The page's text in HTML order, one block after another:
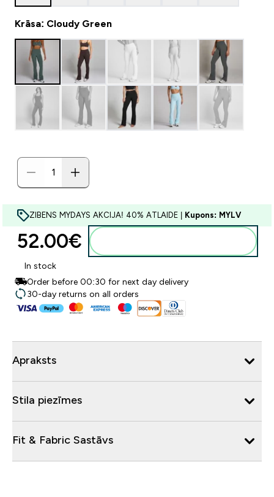
Krāsa: Cloudy Green
ZIBENS MYDAYS AKCIJA! 40% ATLAIDE | Kupons: MYLV
52.00€‎
In stock
Order before 00:30 for next day delivery
30-day returns on all orders
Apraksts
Stila piezīmes
Fit & Fabric Sastāvs